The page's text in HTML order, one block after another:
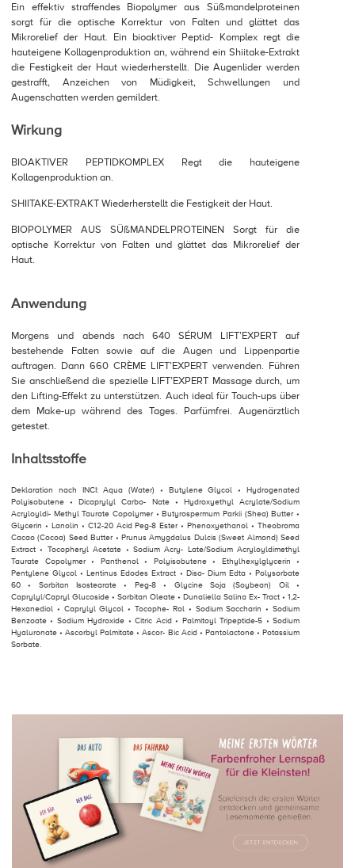
Ein effektiv straffendes Biopolymer aus Süßmandelproteinen
sorgt für die optische Korrektur von Falten und glättet das
Mikrorelief der Haut. Ein bioaktiver Peptid- Komplex regt die
hauteigene Kollagenproduktion an, während ein Shiitake-Extrakt
die Festigkeit der Haut wiederherstellt. Die Augenlider werden
gestrafft, Anzeichen von Müdigkeit, Schwellungen und
Augenschatten werden gemildert.
Wirkung
BIOAKTIVER PEPTIDKOMPLEX Regt die hauteigene
Kollagenproduktion an.
SHIITAKE-EXTRAKT Wiederherstellt die Festigkeit der Haut.
BIOPOLYMER AUS SÜßMANDELPROTEINEN Sorgt für die
optische Korrektur von Falten und glättet das Mikrorelief der
Haut.
Anwendung
Morgens und abends nach 640 SÉRUM LIFT’EXPERT auf
bestehende Falten sowie auf die Augen und Lippenpartie
auftragen. Dann 660 CRÈME LIFT’EXPERT verwenden. Führen
Sie anschließend die spezielle LIFT’EXPERT Massage durch, um
den Lifting-Effekt zu unterstützen. Auch ideal für Touch-ups über
dem Make-up während des Tages. Parfümfrei. Augenärztlich
getestet.
Inhaltsstoffe
Deklaration nach INCI: Aqua (Water) • Butylene Glycol • Hydrogenated
Polyisobutene • Dicaprylyl Carbo- Nate • Hydroxyethyl Acrylate/Sodium
Acryloyldi- Methyl Taurate Copolymer • Butyrospermum Parkii (Shea) Butter •
Glycerin • Lanolin • C12-20 Acid Peg-8 Ester • Phenoxyethanol • Theobroma
Cacao (Cocoa) Seed Butter • Prunus Amygdalus Dulcis (Sweet Almond) Seed
Extract • Tocopheryl Acetate • Sodium Acry- Late/Sodium Acryloyldimethyl
Taurate Copolymer • Panthenol • Polyisobutene • Ethylhexylglycerin •
Pentylene Glycol • Lentinus Edodes Extract • Diso- Dium Edta • Polysorbate
60 • Sorbitan Isostearate • Peg-8 • Glycine Soja (Soybean) Oil •
Caprylyl/Capryl Glucoside • Sorbitan Oleate • Dunaliella Salina Ex- Tract • 1,2-
Hexanediol • Caprylyl Glycol • Tocophe- Rol • Sodium Saccharin • Sodium
Benzoate • Sodium Hydroxide • Citric Acid • Palmitoyl Tripeptide-5 • Sodium
Hyaluronate • Ascorbyl Palmitate • Ascor- Bic Acid • Pantolactone • Potassium
Sorbate.